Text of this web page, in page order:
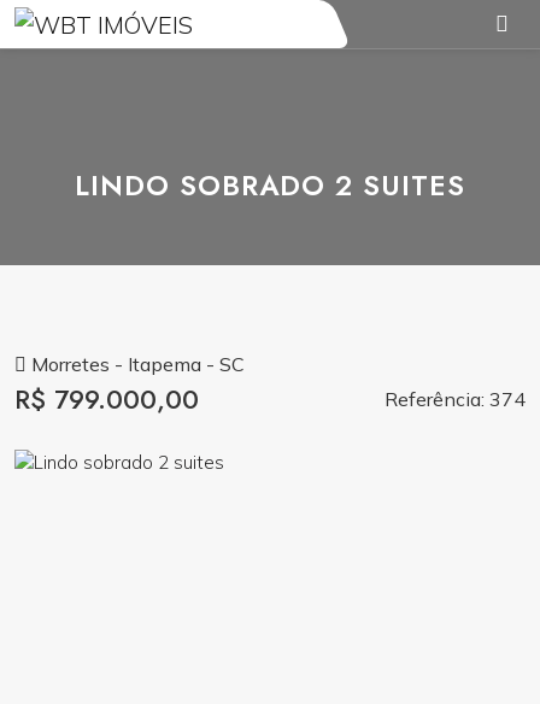
LINDO SOBRADO 2 SUITES
Morretes - Itapema - SC
R$ 799.000,00 Referência: 374